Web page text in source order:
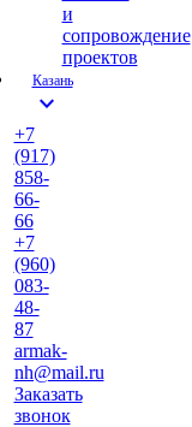
и
сопровождение
проектов
Казань
expand_more
+7
(917)
858-
66-
66
+7
(960)
083-
48-
87
armak-
nh@mail.ru
Заказать
звонок